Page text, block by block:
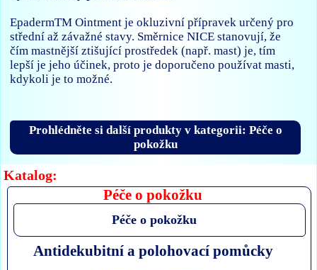
Katalog:
Péče o pokožku
Péče o pokožku
Antidekubitní a polohovací pomůcky
EpadermTM Ointment je okluzivní přípravek určený pro
střední až závažné stavy. Směrnice NICE stanovují, že
čím mastnější ztišující prostředek (např. mast) je, tím
lepší je jeho účinek, proto je doporučeno používat masti,
kdykoli je to možné.
Prohlédněte si další produkty v kategorii: Péče o
pokožku